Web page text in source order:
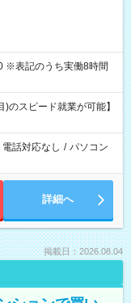
のスピード就業が可能】
電話対応なし / パソコン
詳細へ
掲載日：2026.08.04